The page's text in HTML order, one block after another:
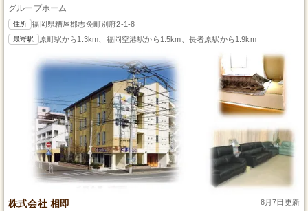
グループホーム
住所 福岡県糟屋郡志免町別府2-1-8
最寄駅 原町駅から1.3km、福岡空港駅から1.5km、長者原駅から1.9km
株式会社 相即 8月7日更新